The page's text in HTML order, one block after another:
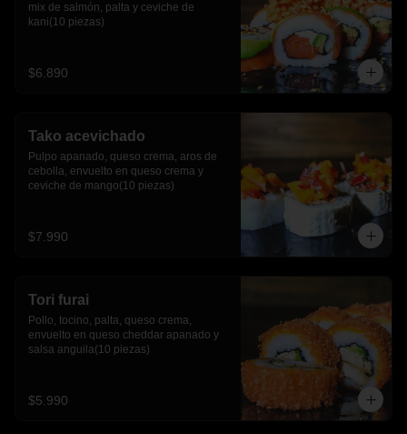
mix de salmón, palta y ceviche de
kani(10 piezas)
$6.890
Tako acevichado
Pulpo apanado, queso crema, aros de
cebolla, envuelto en queso crema y
ceviche de mango(10 piezas)
$7.990
Tori furai
Pollo, tocino, palta, queso crema,
envuelto en queso cheddar apanado y
salsa anguila(10 piezas)
$5.990